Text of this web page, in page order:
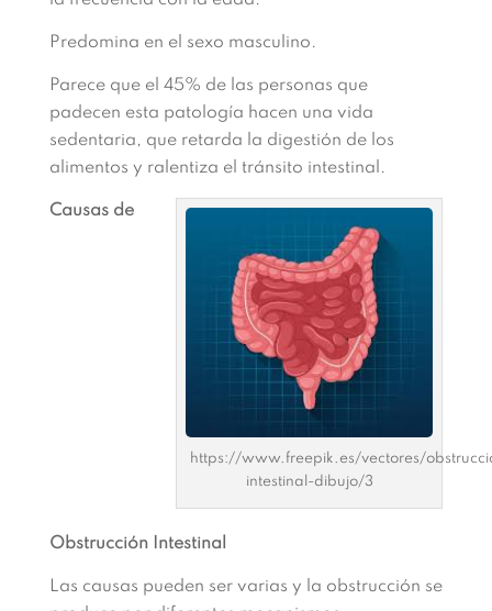
Predomina en el sexo masculino.
Parece que el 45% de las personas que
padecen esta patología hacen una vida
sedentaria, que retarda la digestión de los
alimentos y ralentiza el tránsito intestinal.
https://www.freepik.es/vectores/
intestinal-dibujo/3
Causas de
Obstrucción Intestinal
Las causas pueden ser varias y la obstrucción se